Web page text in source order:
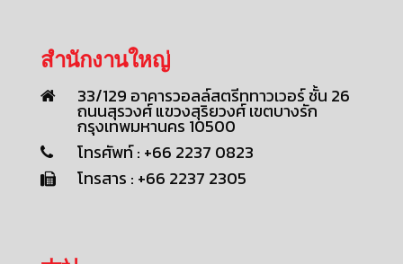
สำนักงานใหญ่
33/129 อาคารวอลล์สตรีททาวเวอร์ ชั้น 26
ถนนสุรวงศ์ แขวงสุริยวงศ์ เขตบางรัก
กรุงเทพมหานคร 10500
โทรศัพท์ : +66 2237 0823
โทรสาร : +66 2237 2305